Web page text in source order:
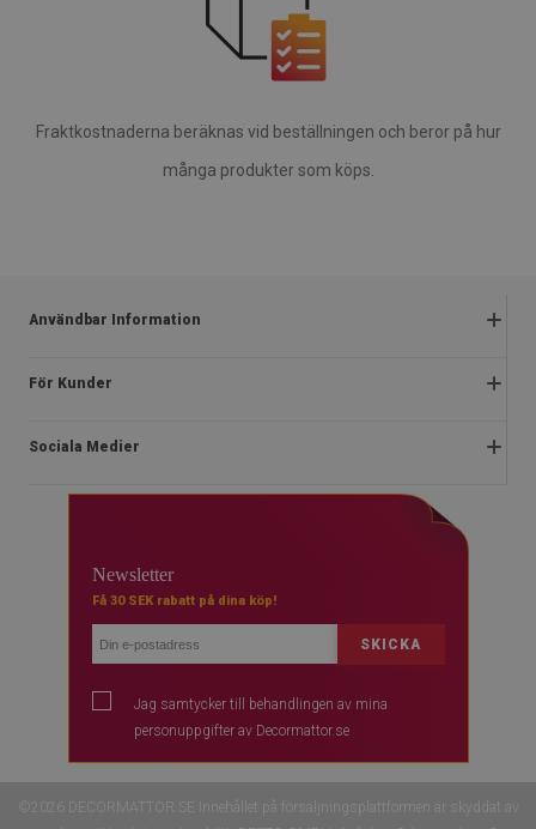
Fraktkostnaderna beräknas vid beställningen och beror på hur
många produkter som köps.
Användbar Information
Reklamationer
Kampanjregler
Betalningar
Leverans
För Kunder
Om oss
Sociala Medier
youtube
Newsletter
Få 30 SEK rabatt på dina köp!
SKICKA
Jag samtycker till behandlingen av mina
personuppgifter av Decormattor.se
©2026 DECORMATTOR.SE Innehållet på försäljningsplattformen är skyddat av